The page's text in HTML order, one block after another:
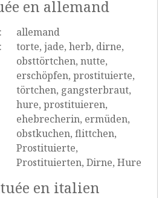
en allemand
allemand
torte, jade, herb, dirne,
obsttörtchen, nutte,
erschöpfen, prostituierte,
törtchen, gangsterbraut,
hure, prostituieren,
ehebrecherin, ermüden,
obstkuchen, flittchen,
Prostituierte,
Prostituierten, Dirne, Hure
en italien